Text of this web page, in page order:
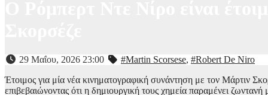
29 Μαΐου, 2026 23:00 #Martin Scorsese, #Robert De Niro
Έτοιμος για μία νέα κινηματογραφική συνάντηση με τον Μάρτιν
επιβεβαιώνοντας ότι η δημιουργική τους χημεία παραμένει ζωντανή